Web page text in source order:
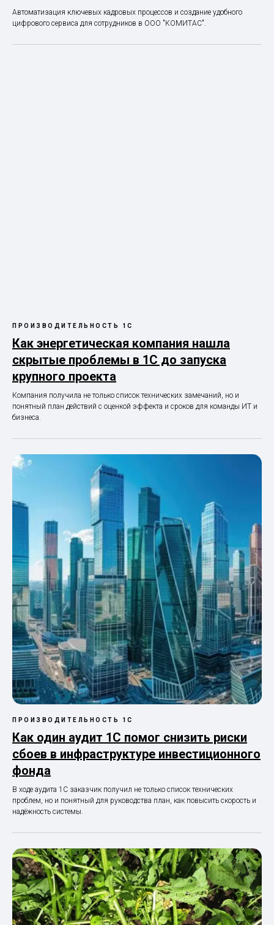
Автоматизация ключевых кадровых процессов и создание удобного
цифрового сервиса для сотрудников в ООО "КОМИТАС".
ПРОИЗВОДИТЕЛЬНОСТЬ 1С
Как энергетическая компания нашла
скрытые проблемы в 1С до запуска
крупного проекта
Компания получила не только список технических замечаний, но и
понятный план действий с оценкой эффекта и сроков для команды ИТ и
бизнеса.
ПРОИЗВОДИТЕЛЬНОСТЬ 1С
Как один аудит 1С помог снизить риски
сбоев в инфраструктуре инвестиционного
фонда
В ходе аудита 1С заказчик получил не только список технических
проблем, но и понятный для руководства план, как повысить скорость и
надёжность системы.